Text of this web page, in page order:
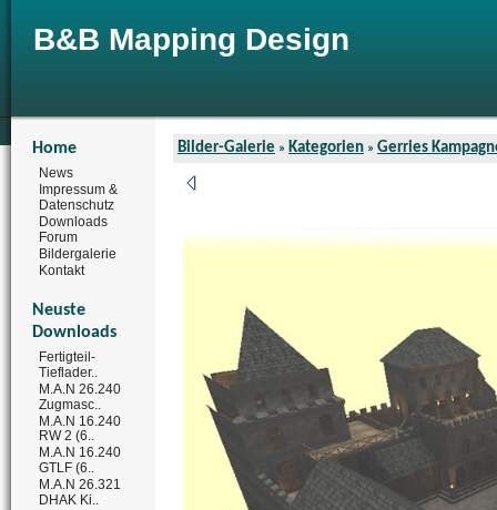
B&B Mapping Design
Home
News
Impressum &
Datenschutz
Downloads
Forum
Bildergalerie
Kontakt
Neuste
Downloads
Fertigteil-
Tieflader..
M.A.N 26.240
Zugmasc..
M.A.N 16.240
RW 2 (6..
M.A.N 16.240
GTLF (6..
M.A.N 26.321
DHAK Ki..
Bilder-Galerie » Kategorien » Gerries